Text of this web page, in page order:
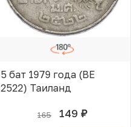
5 бат 1979 года (BE
2522) Таиланд
165 149 руб.
В КОРЗИНЕ